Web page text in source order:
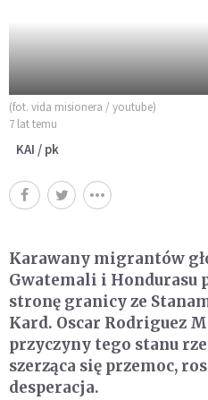
(fot. vida misionera / youtube)
7 lat temu
KAI / pk
Karawany migrantów
Gwatemali i Hondurasu
stronę granicy ze
Kard. Oscar Rodriguez
przyczyny tego stanu
szerząca się przemoc,
desperacja.